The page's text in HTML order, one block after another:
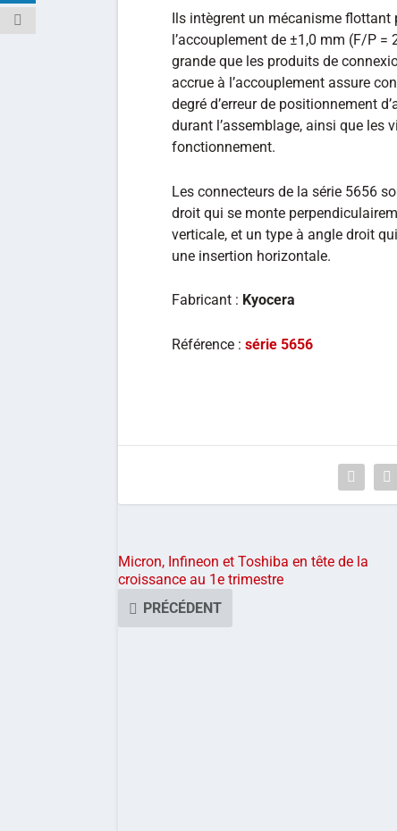
Ils intègrent un mécanisme
l’accouplement de ±1,0 mm (F/P
grande que les produits de
accrue à l’accouplement assure
degré d’erreur de positionnement
durant l’assemblage, ainsi que les
fonctionnement.
Les connecteurs de la série 5656
droit qui se monte
verticale, et un type à angle droit
une insertion horizontale.
Fabricant : Kyocera
Référence : série 5656
Micron, Infineon et Toshiba en tête de la
croissance au 1e trimestre
PRÉCÉDENT